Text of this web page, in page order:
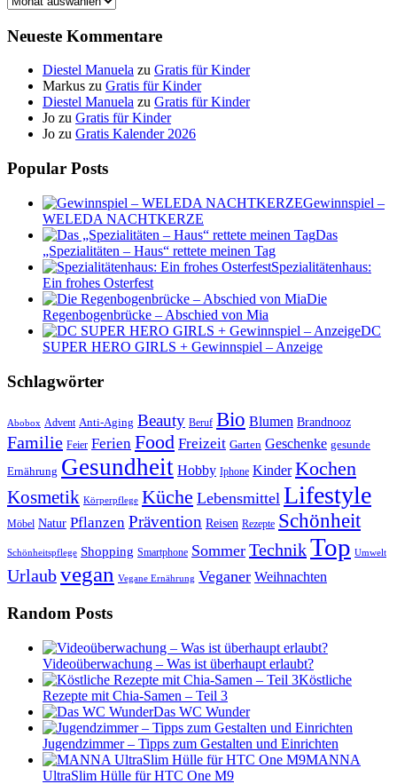
Neueste Kommentare
Diestel Manuela zu Gratis für Kinder
Markus zu Gratis für Kinder
Diestel Manuela zu Gratis für Kinder
Jo zu Gratis für Kinder
Jo zu Gratis Kalender 2026
Popular Posts
Gewinnspiel –
WELEDA NACHTKERZE
Das
„Spezialitäten – Haus“ rettete meinen Tag
Spezialitätenhaus:
Ein frohes Osterfest
Die
Regenbogenbrücke – Abschied von Mia
DC
SUPER HERO GIRLS + Gewinnspiel – Anzeige
Schlagwörter
Abobox Advent Anti-Aging Beauty Beruf Bio Blumen Brandnooz
Familie Feier Ferien Food Freizeit Garten Geschenke gesunde
Ernährung Gesundheit Hobby Iphone Kinder Kochen
Kosmetik Körperpflege Küche Lebensmittel Lifestyle
Möbel Natur Pflanzen Prävention Reisen Rezepte Schönheit
Schönheitspflege Shopping Smartphone Sommer TechnikTop Umwelt
Urlaubvegan Vegane Ernährung Veganer Weihnachten
Random Posts
Videoüberwachung – Was ist überhaupt erlaubt?
Köstliche
Rezepte mit Chia-Samen – Teil 3
Das WC Wunder
Jugendzimmer – Tipps zum Gestalten und Einrichten
MANNA
UltraSlim Hülle für HTC One M9